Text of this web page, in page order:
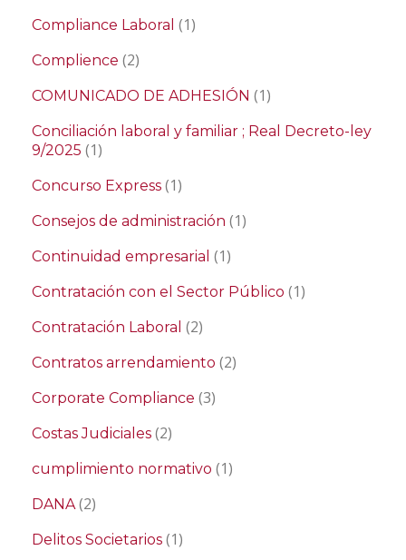
Compliance Laboral (1)
Complience (2)
COMUNICADO DE ADHESIÓN (1)
Conciliación laboral y familiar ; Real Decreto-ley
9/2025 (1)
Concurso Express (1)
Consejos de administración (1)
Continuidad empresarial (1)
Contratación con el Sector Público (1)
Contratación Laboral (2)
Contratos arrendamiento (2)
Corporate Compliance (3)
Costas Judiciales (2)
cumplimiento normativo (1)
DANA(2)
Delitos Societarios (1)